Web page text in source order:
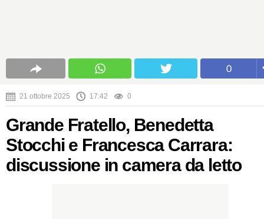
0
21 ottobre 2025 17:42 0
Grande Fratello, Benedetta
Stocchi e Francesca Carrara:
discussione in camera da letto